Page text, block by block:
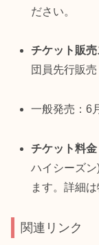
ださい。
チケット販
団員先行販
一般発売：6
チケット料金
ハイシーズ
ます。詳細
関連リンク